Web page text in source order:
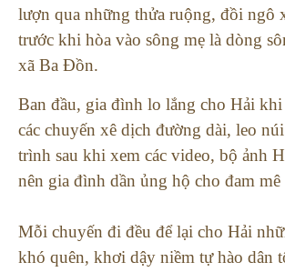
lượn qua những thửa ruộng, đồi ngô
trước khi hòa vào sông mẹ là dòng
xã Ba Đồn.
Ban đầu, gia đình lo lắng cho Hải
các chuyến xê dịch đường dài, leo
trình sau khi xem các video, bộ ảnh
nên gia đình dần ủng hộ cho đam mê
Mỗi chuyến đi đều để lại cho Hải
khó quên, khơi dậy niềm tự hào dân